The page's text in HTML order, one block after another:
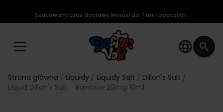
language search
Szacowany czas dostawy wynosi do 7 dni roboczych.
Strona główna Liquidy Liquidy Salt
Dillon's Salt
Liquid Dillon's Salt - Rainbow 20mg 10ml